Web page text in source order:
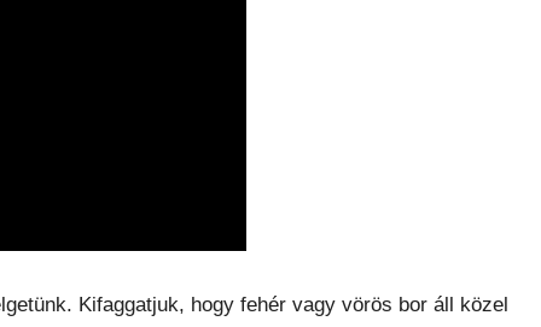
Kifaggatjuk, hogy fehér vagy vörös bor áll közel